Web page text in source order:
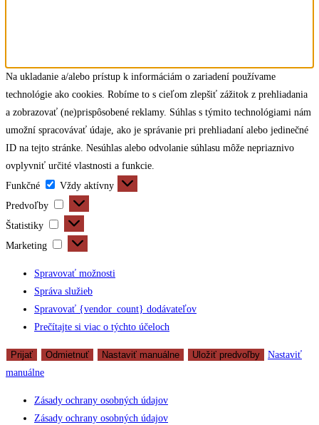
Na ukladanie a/alebo prístup k informáciám o zariadení používame
technológie ako cookies. Robíme to s cieľom zlepšiť zážitok z prehliadania
a zobrazovať (ne)prispôsobené reklamy. Súhlas s týmito technológiami nám
umožní spracovávať údaje, ako je správanie pri prehliadaní alebo jedinečné
ID na tejto stránke. Nesúhlas alebo odvolanie súhlasu môže nepriaznivo
ovplyvniť určité vlastnosti a funkcie.
Funkčné
Funkčné
Vždy aktívny
Predvoľby
Predvoľby
Štatistiky Štatistiky
Marketing Marketing
Spravovať možnosti
Správa služieb
Spravovať {vendor_count} dodávateľov
Prečítajte si viac o týchto účeloch
Prijať Odmietnuť Nastaviť manuálne Uložiť predvoľby
Nastaviť
manuálne
Zásady ochrany osobných údajov
Zásady ochrany osobných údajov